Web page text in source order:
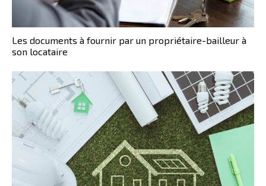
Les documents à fournir par un propriétaire-bailleur à
son locataire